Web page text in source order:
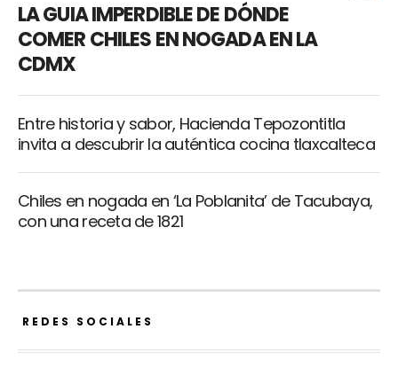
LA GUIA IMPERDIBLE DE DÓNDE
COMER CHILES EN NOGADA EN LA
CDMX
Entre historia y sabor, Hacienda Tepozontitla
invita a descubrir la auténtica cocina tlaxcalteca
Chiles en nogada en ‘La Poblanita’ de Tacubaya,
con una receta de 1821
REDES SOCIALES